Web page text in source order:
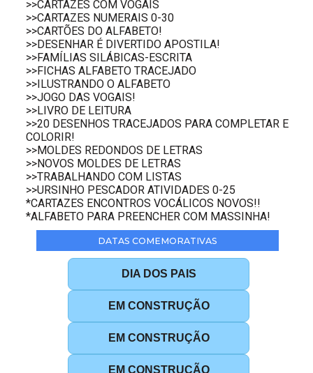
>>CARTAZES COM VOGAIS
>>CARTAZES NUMERAIS 0-30
>>CARTÕES DO ALFABETO!
>>DESENHAR É DIVERTIDO APOSTILA!
>>FAMÍLIAS SILÁBICAS-ESCRITA
>>FICHAS ALFABETO TRACEJADO
>>ILUSTRANDO O ALFABETO
>>JOGO DAS VOGAIS!
>>LIVRO DE LEITURA
>>20 DESENHOS TRACEJADOS PARA COMPLETAR E
COLORIR!
>>MOLDES REDONDOS DE LETRAS
>>NOVOS MOLDES DE LETRAS
>>TRABALHANDO COM LISTAS
>>URSINHO PESCADOR ATIVIDADES 0-25
*CARTAZES ENCONTROS VOCÁLICOS NOVOS!!
*ALFABETO PARA PREENCHER COM MASSINHA!
DATAS COMEMORATIVAS
DIA DOS PAIS
EM CONSTRUÇÃO
EM CONSTRUÇÃO
EM CONSTRUÇÃO